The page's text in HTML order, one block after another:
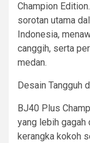
Champion
sorotan utama
Indonesia,
canggih, serta
medan.
Desain Tangguh
BJ40 Plus
yang lebih gagah
kerangka kokoh